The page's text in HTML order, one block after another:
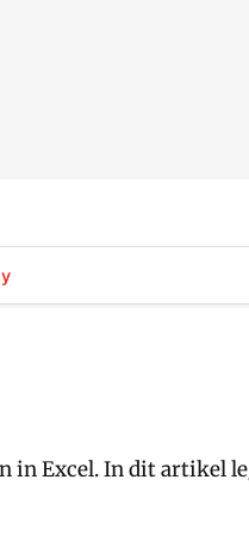
Excel. In dit artikel